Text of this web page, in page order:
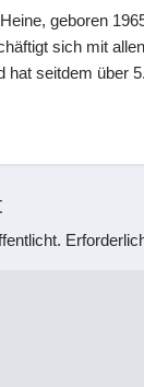
geboren
sich mit
hat seitdem über